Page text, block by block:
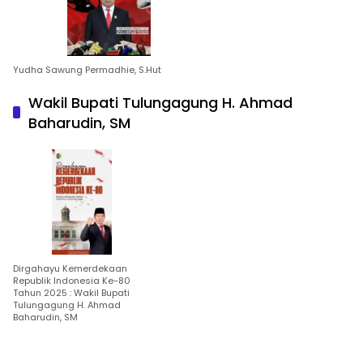
Yudha Sawung Permadhie, S.Hut
Wakil Bupati Tulungagung H. Ahmad
Baharudin, SM
Dirgahayu Kemerdekaan
Republik Indonesia Ke-80
Tahun 2025 : Wakil Bupati
Tulungagung H. Ahmad
Baharudin, SM